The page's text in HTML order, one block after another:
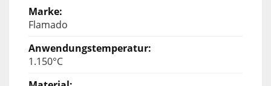
Flamado
1.150°C